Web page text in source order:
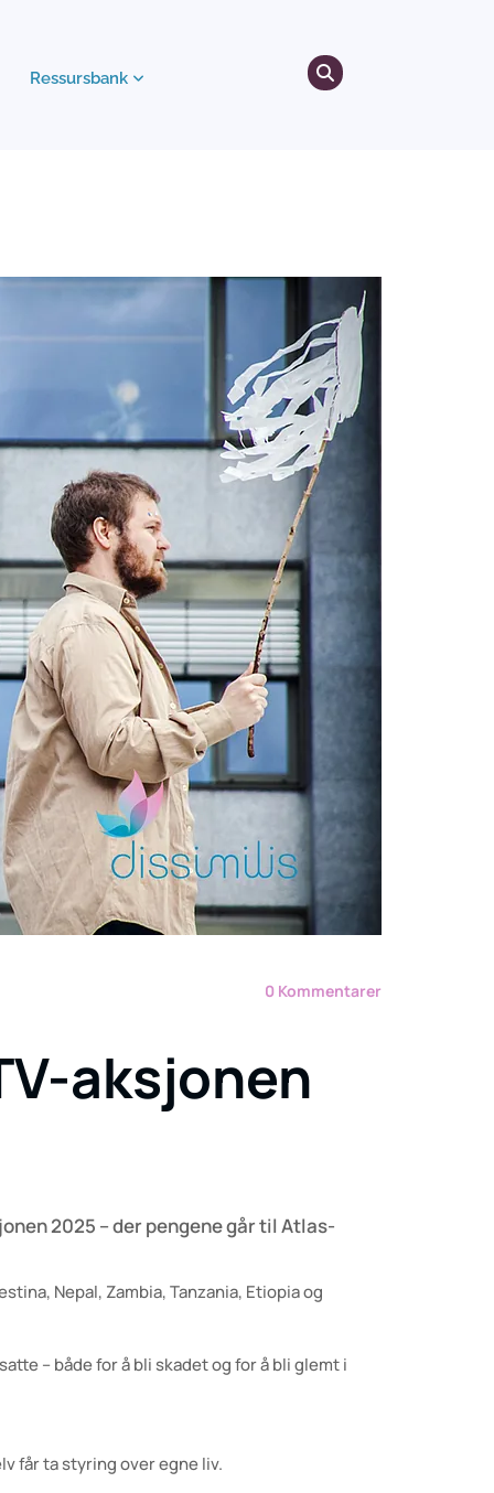
Ressursbank
0 Kommentarer
aksjonen
2025 – der pengene går til Atlas-
Nepal, Zambia, Tanzania, Etiopia og
– både for å bli skadet og for å bli glemt i
får ta styring over egne liv.